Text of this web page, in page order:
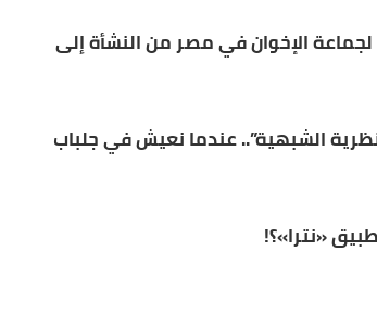
لجماعة الإخوان في مصر من النشأة إلى
الشبهية”.. عندما نعيش في جلباب
«نترا»؟!